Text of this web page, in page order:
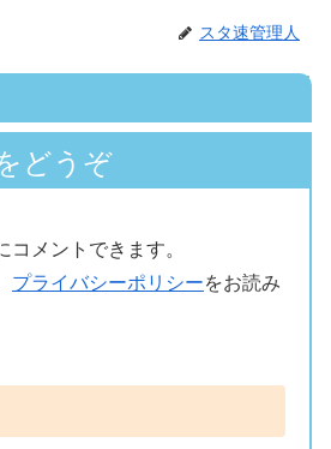
スタ速管理人
どうぞ
メントできます。
プライバシーポリシーをお読み